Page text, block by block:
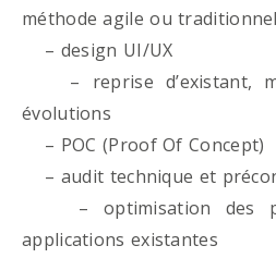
méthode agile ou
– design UI/UX
– reprise d’existant,
évolutions
– POC (Proof Of Concept)
– audit technique et
– optimisation des
applications existantes